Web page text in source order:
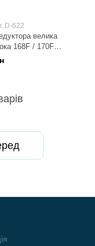
D-622
велика
168F / 170F
DIGGER